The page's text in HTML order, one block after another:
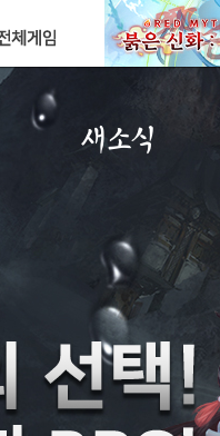
새소식
GM노트
GM TIP